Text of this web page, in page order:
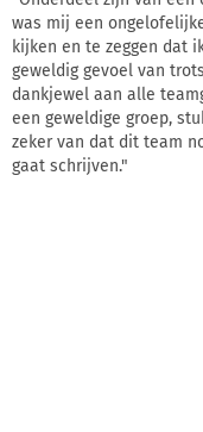
was mij een
kijken en te zeggen dat
geweldig gevoel van
dankjewel aan alle
een geweldige groep,
zeker van dat dit team
gaat schrijven."